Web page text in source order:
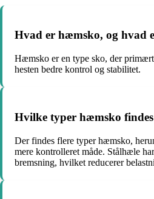
Hvad er hæmsko, og hvad
Hæmsko er en type sko, der
hesten bedre kontrol og stabilitet.
Hvilke typer hæmsko findes
Der findes flere typer hæmsko,
mere kontrolleret måde. Stålhæle
bremsning, hvilket reducerer